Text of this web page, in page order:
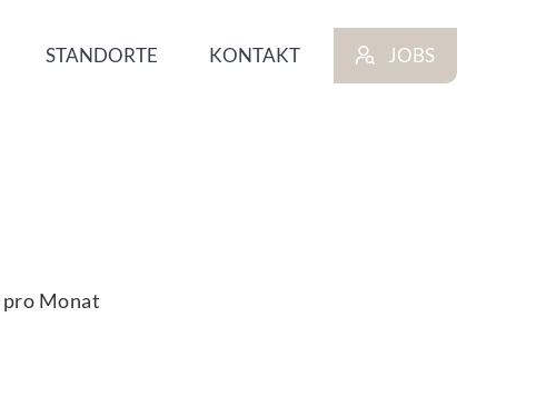
STANDORTE KONTAKT JOBS
pro Monat